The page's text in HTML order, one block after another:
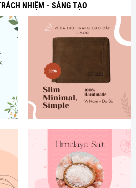
NHIỆM - SÁNG TẠO